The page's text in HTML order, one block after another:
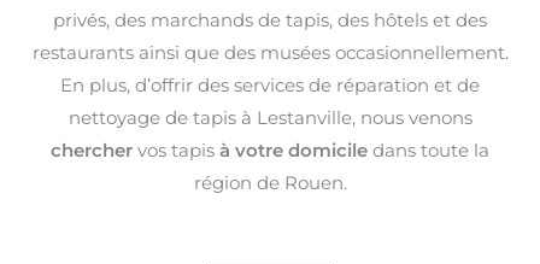
privés, des marchands de tapis, des hôtels et des
restaurants ainsi que des musées occasionnellement.
En plus, d’offrir des services de réparation et de
nettoyage de tapis à Lestanville, nous venons
chercher vos tapis à votre domicile dans toute la
région de Rouen.